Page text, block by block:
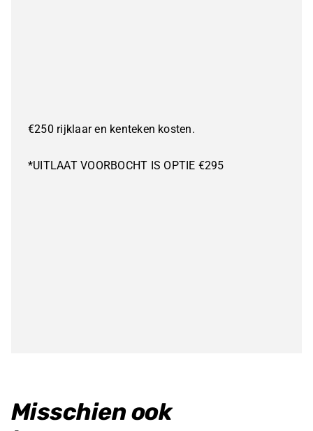
€250 rijklaar en kenteken kosten.
*UITLAAT VOORBOCHT IS OPTIE €295
Misschien ook